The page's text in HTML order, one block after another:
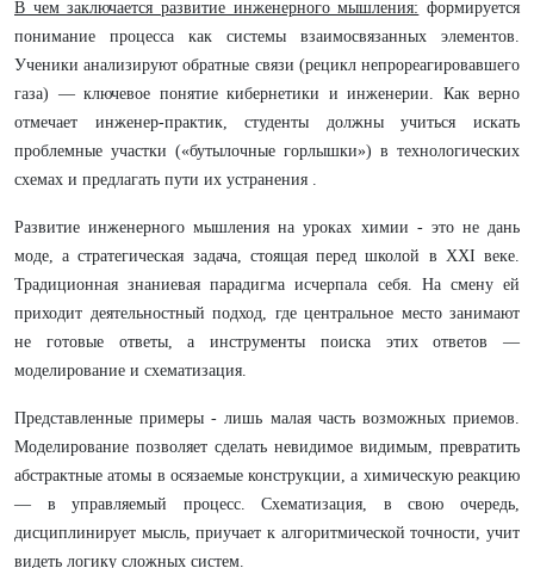
В чем заключается развитие инженерного мышления: формируется
понимание процесса как системы взаимосвязанных элементов.
Ученики анализируют обратные связи (рецикл непрореагировавшего
газа) — ключевое понятие кибернетики и инженерии. Как верно
отмечает инженер-практик, студенты должны учиться искать
проблемные участки («бутылочные горлышки») в технологических
схемах и предлагать пути их устранения .
Развитие инженерного мышления на уроках химии - это не дань
моде, а стратегическая задача, стоящая перед школой в XXI веке.
Традиционная знаниевая парадигма исчерпала себя. На смену ей
приходит деятельностный подход, где центральное место занимают
не готовые ответы, а инструменты поиска этих ответов —
моделирование и схематизация.
Представленные примеры - лишь малая часть возможных приемов.
Моделирование позволяет сделать невидимое видимым, превратить
абстрактные атомы в осязаемые конструкции, а химическую реакцию
— в управляемый процесс. Схематизация, в свою очередь,
дисциплинирует мысль, приучает к алгоритмической точности, учит
видеть логику сложных систем.